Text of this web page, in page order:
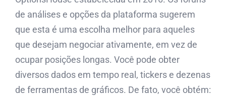
de análises e opções da plataforma sugerem
que esta é uma escolha melhor para aqueles
que desejam negociar ativamente, em vez de
ocupar posições longas. Você pode obter
diversos dados em tempo real, tickers e dezenas
de ferramentas de gráficos. De fato, você obtém: